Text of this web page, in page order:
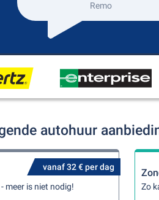
Remo
autohuur
vanaf 32 € per dag
meer is niet nodig!
Zo